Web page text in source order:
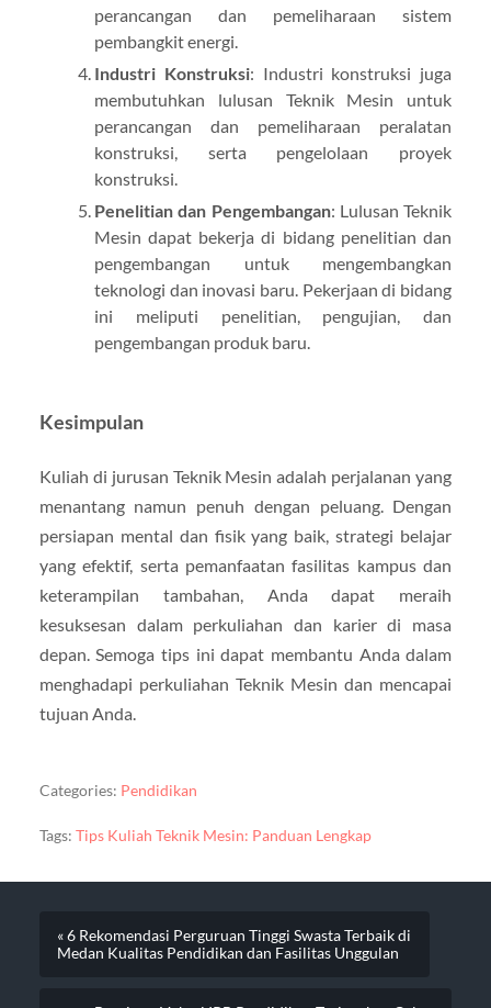
perancangan dan pemeliharaan sistem
pembangkit energi.
Industri Konstruksi: Industri konstruksi juga
membutuhkan lulusan Teknik Mesin untuk
perancangan dan pemeliharaan peralatan
konstruksi, serta pengelolaan proyek
konstruksi.
Penelitian dan Pengembangan: Lulusan Teknik
Mesin dapat bekerja di bidang penelitian dan
pengembangan untuk mengembangkan
teknologi dan inovasi baru. Pekerjaan di bidang
ini meliputi penelitian, pengujian, dan
pengembangan produk baru.
Kesimpulan
Kuliah di jurusan Teknik Mesin adalah perjalanan yang
menantang namun penuh dengan peluang. Dengan
persiapan mental dan fisik yang baik, strategi belajar
yang efektif, serta pemanfaatan fasilitas kampus dan
keterampilan tambahan, Anda dapat meraih
kesuksesan dalam perkuliahan dan karier di masa
depan. Semoga tips ini dapat membantu Anda dalam
menghadapi perkuliahan Teknik Mesin dan mencapai
tujuan Anda.
Categories: Pendidikan
Tags: Tips Kuliah Teknik Mesin: Panduan Lengkap
« 6 Rekomendasi Perguruan Tinggi Swasta Terbaik di
Medan Kualitas Pendidikan dan Fasilitas Unggulan